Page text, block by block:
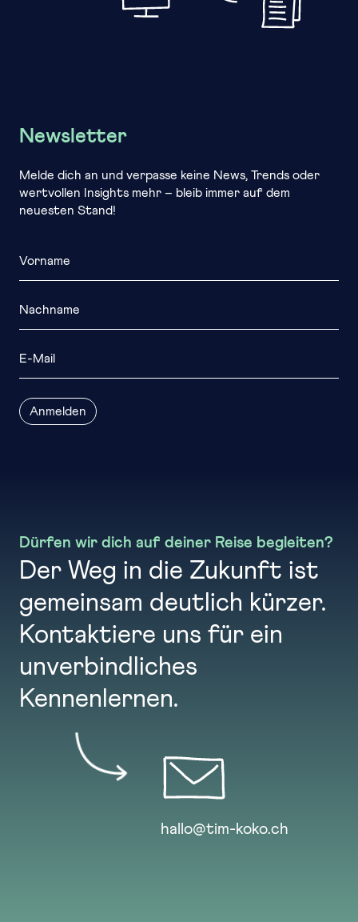
Newsletter
Melde dich an und verpasse keine News, Trends oder
wertvollen Insights mehr – bleib immer auf dem
neuesten Stand!
Vorname
Nachname
E-Mail
Anmelden
Dürfen wir dich auf deiner Reise begleiten?
Der Weg in die Zukunft ist
gemeinsam deutlich kürzer.
Kontaktiere uns für ein
unverbindliches
Kennenlernen.
hallo@tim-koko.ch